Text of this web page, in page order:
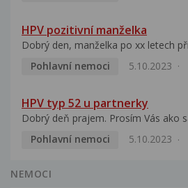
HPV pozitivní manželka
Dobrý den, manželka po xx letech
Pohlavní nemoci
5.10.2023
HPV typ 52 u partnerky
Dobrý deň prajem. Prosím Vás ako
Pohlavní nemoci
5.10.2023
NEMOCI